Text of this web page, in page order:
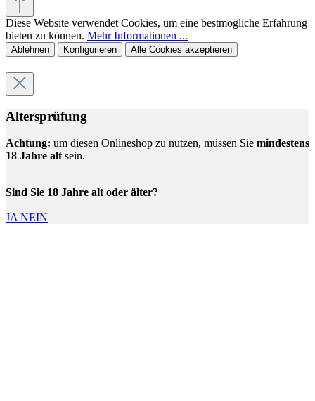
Diese Website verwendet Cookies, um eine bestmögliche Erfahrung
bieten zu können. Mehr Informationen ...
Ablehnen Konfigurieren Alle Cookies akzeptieren
Altersprüfung
Achtung: um diesen Onlineshop zu nutzen, müssen Sie mindestens
18 Jahre alt sein.
Sind Sie 18 Jahre alt oder älter?
JA NEIN